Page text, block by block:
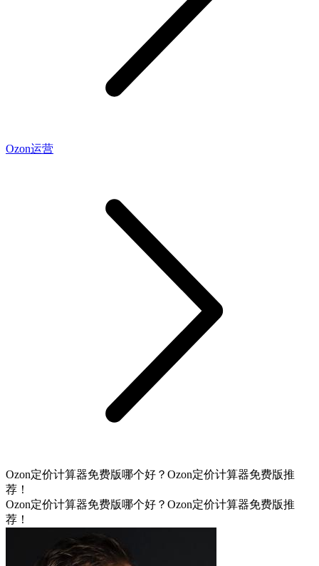
Ozon运营
Ozon定价计算器免费版哪个好？Ozon定价计算器免费版推
荐！
Ozon定价计算器免费版哪个好？Ozon定价计算器免费版推
荐！